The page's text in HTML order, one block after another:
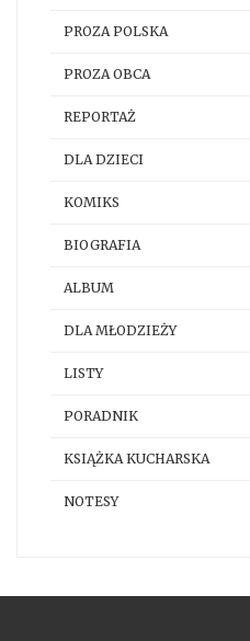
PROZA POLSKA
PROZA OBCA
REPORTAŻ
DLA DZIECI
KOMIKS
BIOGRAFIA
ALBUM
DLA MŁODZIEŻY
LISTY
PORADNIK
KSIĄŻKA KUCHARSKA
NOTESY